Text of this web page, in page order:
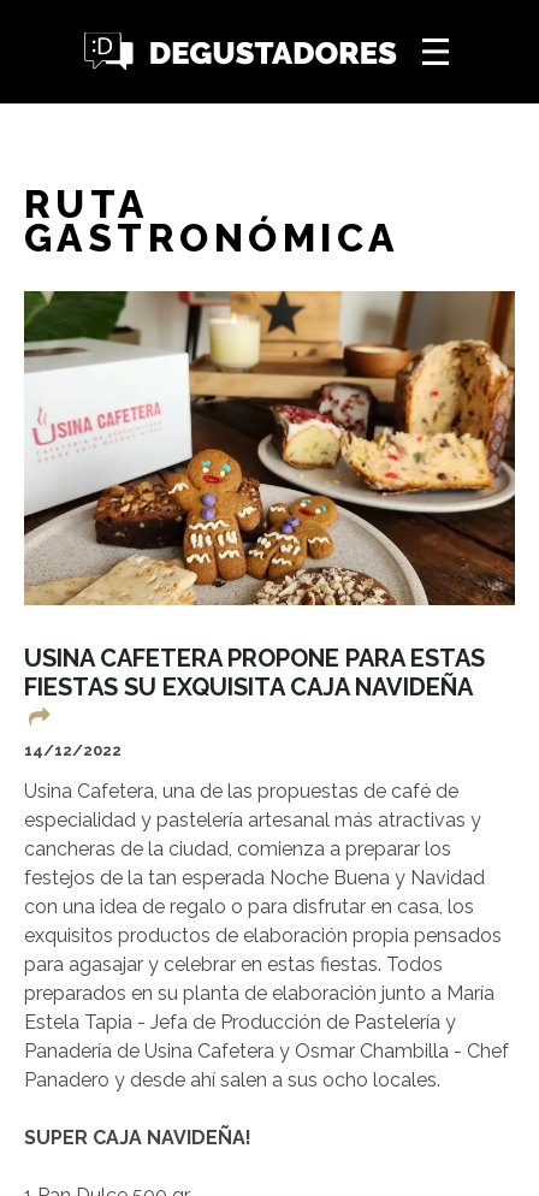
RUTA
GASTRONÓMICA
USINA CAFETERA PROPONE PARA ESTAS
FIESTAS SU EXQUISITA CAJA NAVIDEÑA
14/12/2022
Usina Cafetera, una de las propuestas de café de
especialidad y pastelería artesanal más atractivas y
cancheras de la ciudad, comienza a preparar los
festejos de la tan esperada Noche Buena y Navidad
con una idea de regalo o para disfrutar en casa, los
exquisitos productos de elaboración propia pensados
para agasajar y celebrar en estas fiestas. Todos
preparados en su planta de elaboración junto a María
Estela Tapia - Jefa de Producción de Pastelería y
Panadería de Usina Cafetera y Osmar Chambilla - Chef
Panadero y desde ahí salen a sus ocho locales.
SUPER CAJA NAVIDEÑA!